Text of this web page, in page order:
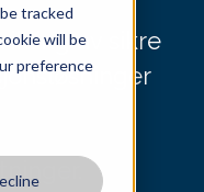
tracked
will be
preference
av sikre